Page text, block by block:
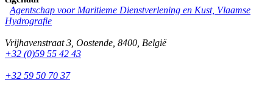
Agentschap voor Maritieme Dienstverlening en Kust, Vlaamse
Hydrografie
Vrijhavenstraat 3 Oostende 8400 België
+32 (0)59 55 42 43
+32 59 50 70 37